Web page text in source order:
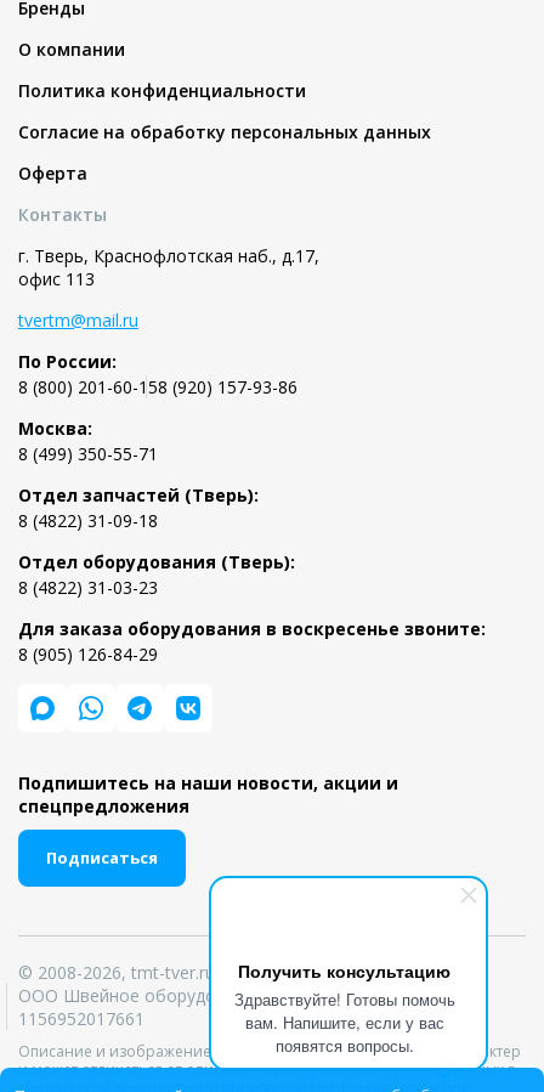
Получить консультацию
Здравствуйте! Готовы помочь
вам. Напишите, если у вас
появятся вопросы.
Бренды
О компании
Политика конфиденциальности
Согласие на обработку персональных данных
Оферта
Контакты
г. Тверь, Краснофлотская наб., д.17,
офис 113
tvertm@mail.ru
По России:
8 (800) 201-60-158 (920) 157-93-86
Москва:
8 (499) 350-55-71
Отдел запчастей (Тверь):
8 (4822) 31-09-18
Отдел оборудования (Тверь):
8 (4822) 31-03-23
Для заказа оборудования в воскресенье звоните:
8 (905) 126-84-29
Подпишитесь на наши новости, акции и
спецпредложения
Подписаться
© 2008-2026, tmt-tver.ru
ООО Швейное оборудование ИНН 6950039303 ОГРН
1156952017661
Описание и изображение товара носит информационный характер
и может отличаться от описания и изображений, представленных в
технической документации производителя. Рекомендуем при